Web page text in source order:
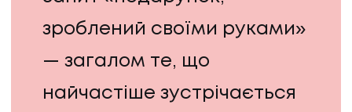
зроблений своїми руками»
— загалом те, що
найчастіше зустрічається
КЕЙСИ
ПРО НАС